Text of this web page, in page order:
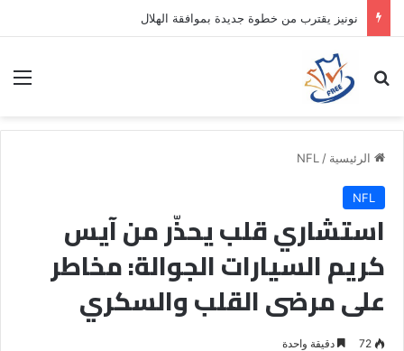
نونيز يقترب من خطوة جديدة بموافقة الهلال
بحث عن
الرئيسية /
NFL
NFL
استشاري قلب يحذّر من آيس
كريم السيارات الجوالة: مخاطر
على مرضى القلب والسكري
72 دقيقة واحدة